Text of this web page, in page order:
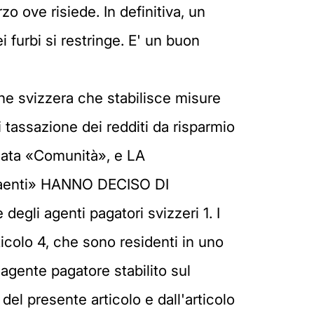
ove risiede. In definitiva, un
furbi si restringe. E' un buon
una persona giuridica, un fondo di investimento o un organismo paragonabile o equivalente per l'investimento collettivo in titoli; oppure c) agisce per conto di un'altra persona fisica che è il beneficiario effettivo e che comunica all'agente pagatore la sua identità e il suo Stato di residenza. 2. Quando un agente pagatore dispone di informazioni secondo le quali la persona fisica che percepisce un pagamento di interessi o a favore della quale è attribuito un pagamento di interessi potrebbe non essere il beneficiario effettivo, esso si adopera in modo adeguato per determinare l'identità del beneficiario effettivo. Se non è in grado di identificare il beneficiario effettivo, tale agente considera la persona fisica di cui sopra come beneficiario effettivo. Articolo 5 Identità e residenza dei beneficiari effettivi Per determinare l'identità e la residenza del beneficiario effettivo, quale viene definito all'articolo 4, l'agente pagatore annota cognome, nome, indirizzo e residenza in conformità delle disposizioni di legge della Confederazione svizzera sul riciclaggio di denaro. Per le relazioni contrattuali avviate, o per le transazioni condotte in assenza di relazioni contrattuali, a decorrere dal 1o gennaio 2004, con persone fisiche che presentano un passaporto o una carta d'identità ufficiale rilasciati da uno Stato membro ma che si dichiarano residenti in uno Stato diverso dagli Stati membri o dalla Svizzera, la residenza è stabilita mediante un certificato di residenza fiscale rilasciato dall'autorità competente dello Stato in cui la persona fisica dichiara di essere residente. In caso di mancata presentazione di tale certificato, lo Stato Membro che ha rilasciato il passaporto o altro documento d'identità ufficiale verrà considerato lo Stato di residenza. IT 29.12.2004 Gazzetta ufficiale dell'Unione europea L 385/31 Articolo 6 Definizione dell'agente pagatore Ai fini del presente accordo, per «agente pagatore» in Svizzera si intendono le banche a norma della legislazione bancaria svizzera, gli operatori in titoli a norma della legislazione federale sulle attività di borsa e di negoziazione di titoli, le persone fisiche e giuridiche residenti o stabilite in Svizzera, le società di persone, le stabili organizzazioni di società estere, che, anche occasionalmente, nell'esercizio delle loro attività accettano, detengono, investono o trasferiscono attivi patrimoniali appartenenti a terzi, ovvero semplicemente effettuano o attribuiscono un pagamento di interessi. Articolo 7 Definizione del pagamento di interessi 1. Ai fini del presente accordo per «pagamento di interessi» si intendono: a) gli interessi pagati, o accreditati su un conto, relativi a crediti di qualsivoglia natura, inclusi gli interessi pagati su depositi fiduciari